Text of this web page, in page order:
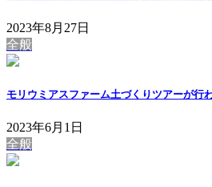
2023年8月27日
全般
モリウミアスファーム土づくりツアーが行
2023年6月1日
全般